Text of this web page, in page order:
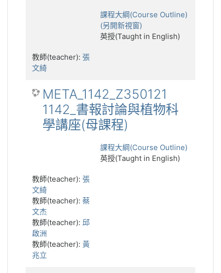
課程大綱(Course Outline)
(另開新視窗)
英授(Taught in English)
教師(teacher): 張
文綺
META_1142_Z350121
1142_書報討論與植物科
學講座(母課程)
課程大綱(Course Outline)
英授(Taught in English)
教師(teacher): 張
文綺
教師(teacher): 蔡
文杰
教師(teacher): 邱
啟洲
教師(teacher): 黃
兆立